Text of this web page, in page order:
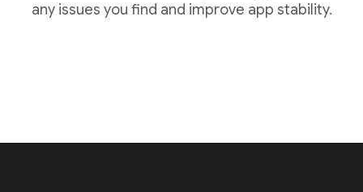
any issues you find and improve app stability.